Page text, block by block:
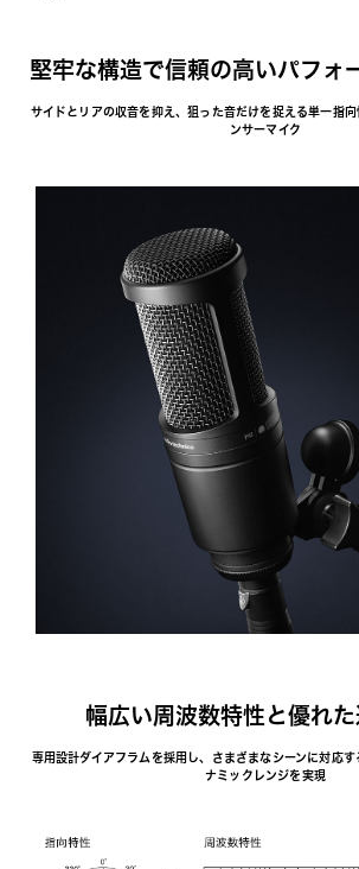
堅牢な構造で信頼の高いパフォ
サイドとリアの収音を抑え、狙った音だけを捉える単一指
ンサーマイク
幅広い周波数特性と優れ
専用設計ダイアフラムを採用し、さまざまなシーンに対応
ナミックレンジを実現